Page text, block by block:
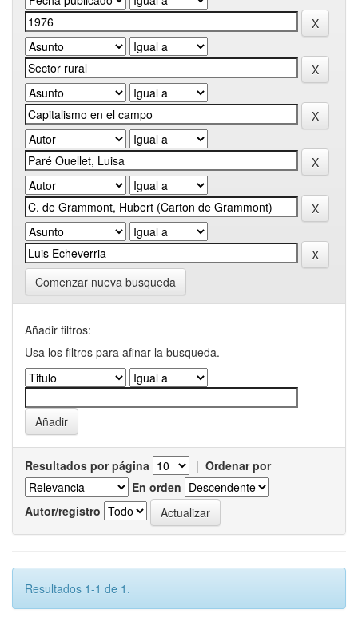
Comenzar nueva busqueda
Añadir filtros:
Usa los filtros para afinar la busqueda.
Resultados por página | Ordenar por
En orden
Autor/registro
Resultados 1-1 de 1.